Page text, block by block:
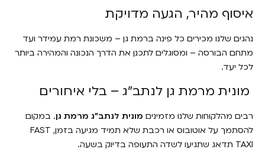
איסוף מהיר, הגעה מדויקת
נהגים שלנו מכירים כל פינה ברמת גן – משכונת רמת עמידר ועד
מתחם הבורסה – ומסוגלים לתכנן את הדרך הנכונה והמהירה ביותר
לכל יעד.
מונית מרמת גן לנתב"ג – בלי איחורים
רבים מהלקוחות שלנו מזמיניםמונית לנתב"ג מרמת גן . במקום
להסתמך על אוטובוס או רכבת שלא תמיד מגיעה בזמן, FAST
TAXI תדאג שתגיעו לשדה התעופה בדיוק בשעה.